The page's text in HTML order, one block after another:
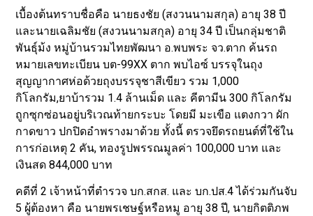
เบื้องต้นทราบชื่อคือ นายธงชัย (สงวนนามสกุล) อายุ 38 ปี
และนายเฉลิมชัย (สงวนนามสกุล) อายุ 34 ปี เป็นกลุ่มชาติ
พันธุ์ม้ง หมู่บ้านรวมไทยพัฒนา อ.พบพระ จว.ตาก ค้นรถ
หมายเลขทะเบียน บต-99XX ตาก พบไอซ์ บรรจุในถุง
สุญญากาศห่อด้วยถุงบรรจุชาสีเขียว รวม 1,000
กิโลกรัม,ยาบ้ารวม 1.4 ล้านเม็ด และ คีตามีน 300 กิโลกรัม
ถูกซุกซ่อนอยู่บริเวณท้ายกระบะ โดยมี มะเขือ แตงกวา ผัก
กาดขาว ปกปิดอำพรางมาด้วย ทั้งนี้ ตรวจยึดรถยนต์ที่ใช้ใน
การก่อเหตุ 2 คัน, ทองรูปพรรณมูลค่า 100,000 บาท และ
เงินสด 844,000 บาท
คดีที่ 2 เจ้าหน้าที่ตำรวจ บก.สกส. และ บก.ปส.4 ได้ร่วมกันจับ
5 ผู้ต้องหา คือ นายพรเชษฐ์หรือหมู อายุ 38 ปี, นายกิตติภพ